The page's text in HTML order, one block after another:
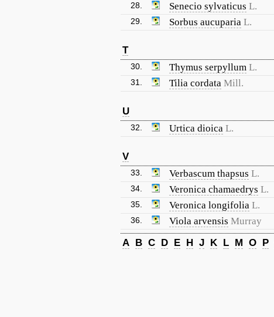
28.
Senecio sylvaticus L.
29.
Sorbus aucuparia L.
T
30. Thymus serpyllum L.
31.
Tilia cordata Mill.
U
32. Urtica dioica L.
V
33. Verbascum thapsus L.
34.
Veronica chamaedrys L.
35.
Veronica longifolia L.
36.
Viola arvensis Murray
A B C D E H J K L M O P